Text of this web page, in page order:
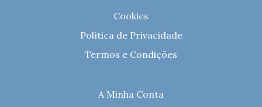
Cookies
Política de Privacidade
Termos e Condições
A Minha Conta